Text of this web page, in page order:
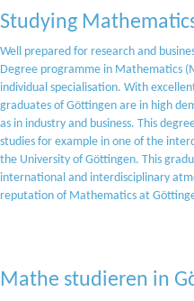
Studying
Well prepared for research and
Degree programme in Mathematics
individual specialisation. With
graduates of Göttingen are in high
as in industry and business. This
studies for example in one of the
the University of Göttingen. This
international and interdisciplinary
reputation of Mathematics at
Mathe studieren in